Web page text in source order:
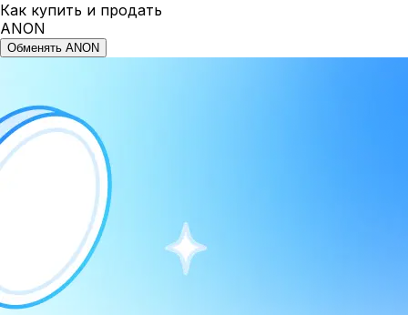
Как купить и продать
ANON
Обменять ANON